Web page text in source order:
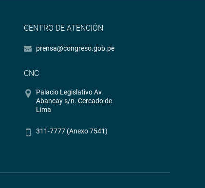
CENTRO DE ATENCIÓN
prensa@congreso.gob.pe
CNC
Palacio Legislativo Av.
Abancay s/n. Cercado de
Lima
311-7777 (Anexo 7541)